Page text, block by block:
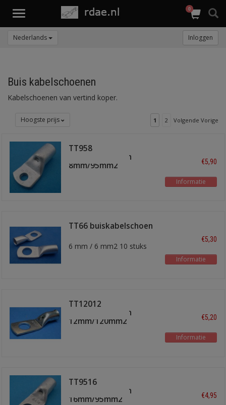
Toggle
0
Nederlands Inloggen
Buis kabelschoenen
Kabelschoenen van vertind koper.
Hoogste prijs 1 2 Volgende Vorige
TT958
buiskabelschoen
8mm/95mm2
€5,90
Informatie
TT66 buiskabelschoen
6 mm / 6 mm2 10 stuks
€5,30
Informatie
TT12012
buiskabelschoen
12mm/120mm2
€5,20
Informatie
TT9516
buiskabelschoen
16mm/95mm2
€4,95